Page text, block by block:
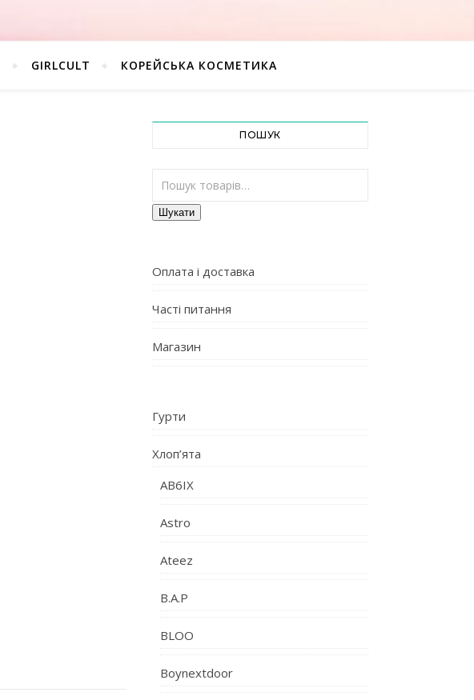
GIRLCULT КОРЕЙСЬКА КОСМЕТИКА
ПОШУК
Шукати:
Шукати
Оплата і доставка
Часті питання
Магазин
Гурти
Хлоп’ята
AB6IX
Astro
Ateez
B.A.P
BLOO
Boynextdoor